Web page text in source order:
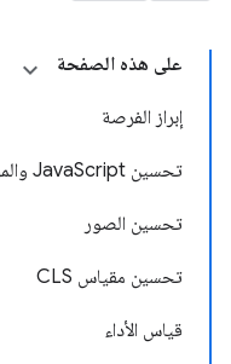
على هذه الصفحة
إبراز الفرصة
تحسين JavaScript والموارد
تحسين الصور
تحسين مقياس CLS
قياس الأداء